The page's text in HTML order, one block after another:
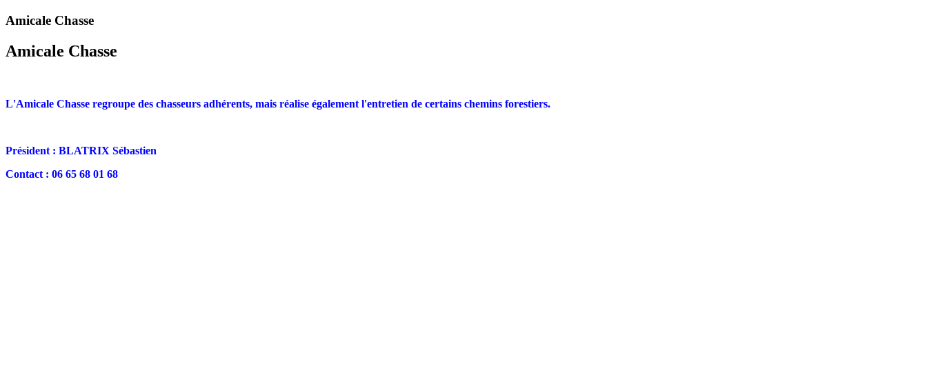
Amicale Chasse
Amicale Chasse
L'Amicale Chasse regroupe des chasseurs adhérents, mais réalise également l'entretien de certains chemins forestiers.
Président : BLATRIX Sébastien
Contact : 06 65 68 01 68